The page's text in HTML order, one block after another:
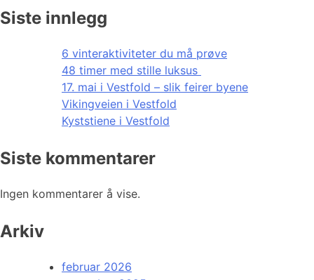
Siste innlegg
6 vinteraktiviteter du må prøve
48 timer med stille luksus
17. mai i Vestfold – slik feirer byene
Vikingveien i Vestfold
Kyststiene i Vestfold
Siste kommentarer
Ingen kommentarer å vise.
Arkiv
februar 2026